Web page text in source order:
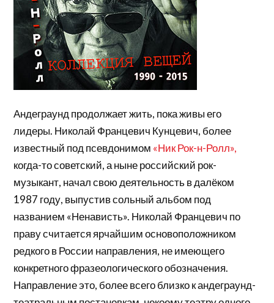
Андеграунд продолжает жить, пока живы его
лидеры. Николай Францевич Кунцевич, более
известный под псевдонимом «Ник Рок-н-Ролл»,
когда-то советский, а ныне российский рок-
музыкант, начал свою деятельность в далёком
1987 году, выпустив сольный альбом под
названием «Ненависть». Николай Францевич по
праву считается ярчайшим основоположником
редкого в России направления, не имеющего
конкретного фразеологического обозначения.
Направление это, более всего близко к андеграунд-